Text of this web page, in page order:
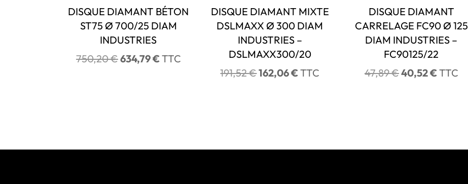
DISQUE DIAMANT BÉTON
ST75 Ø 700/25 DIAM
INDUSTRIES
750,20€Le
634,79€Le
TTC
DISQUE DIAMANT MIXTE
DSLMAXX Ø 300 DIAM
INDUSTRIES –
DSLMAXX300/20
191,52€Le
162,06€Le
TTC
DISQUE DIAMANT
CARRELAGE FC90 Ø 125
DIAM INDUSTRIES –
FC90125/22
47,89€Le
40,52€Le
TTC